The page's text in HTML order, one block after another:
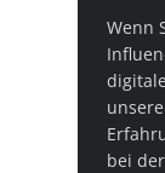
Wenn
bei